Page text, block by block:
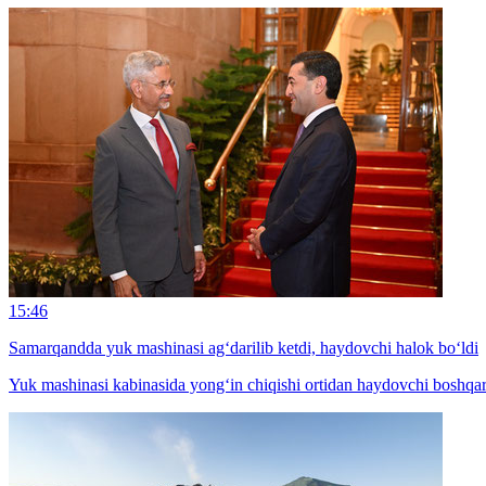
15:46
Samarqandda yuk mashinasi ag‘darilib ketdi, haydovchi halok bo‘ldi
Yuk mashinasi kabinasida yong‘in chiqishi ortidan haydovchi